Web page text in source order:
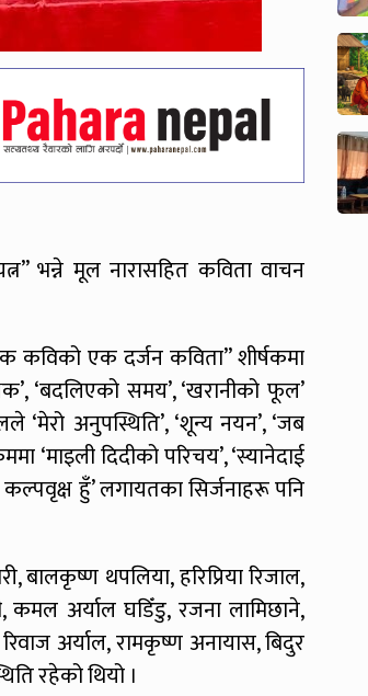
भन्ने मूल नारासहित कविता वाचन
कविको एक दर्जन कविता” शीर्षकमा
‘बदलिएको समय’, ‘खरानीको फूल’
‘मेरो अनुपस्थिति’, ‘शून्य नयन’, ‘जब
‘माइली दिदीको परिचय’, ‘स्यानेदाई
कल्पवृक्ष हुँ’ लगायतका सिर्जनाहरू पनि
बालकृष्ण थपलिया, हरिप्रिया रिजाल,
कमल अर्याल घडिँडु, रजना लामिछाने,
अर्याल, रामकृष्ण अनायास, बिदुर
रहेको थियो ।